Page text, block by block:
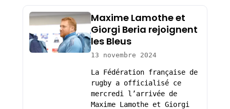
Maxime Lamothe et
Giorgi Beria rejoignent
les Bleus
13 novembre 2024
La Fédération française de
rugby a officialisé ce
mercredi l’arrivée de
Maxime Lamothe et Giorgi